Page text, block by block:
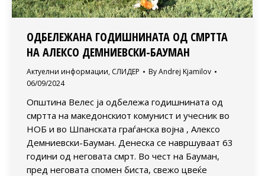
ОДБЕЛЕЖАНА ГОДИШНИНАТА ОД СМРТТА
НА АЛЕКСО ДЕМНИЕВСКИ-БАУМАН
Актуелни информации, СЛИДЕР ByAndrej Kjamilov
06/09/2024
Општина Велес ја одбележа годишнината од
смртта на македонскиот комунист и учесник во
НОБ и во Шпанската граѓанска војна , Алексо
Демниевски-Бауман. Денеска се навршуваат 63
години од неговата смрт. Во чест на Бауман,
пред неговата спомен биста, свежо цвеќе